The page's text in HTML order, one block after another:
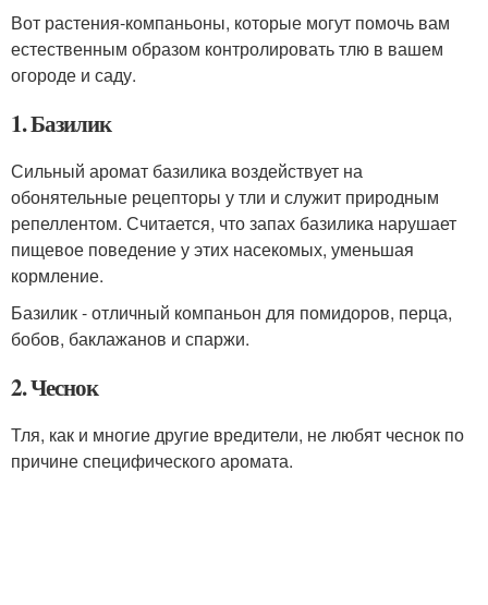
Вот растения-компаньоны, которые могут помочь вам
естественным образом контролировать тлю в вашем
огороде и саду.
1. Базилик
Сильный аромат базилика воздействует на
обонятельные рецепторы у тли и служит природным
репеллентом. Считается, что запах базилика нарушает
пищевое поведение у этих насекомых, уменьшая
кормление.
Базилик - отличный компаньон для помидоров, перца,
бобов, баклажанов и спаржи.
2. Чеснок
Тля, как и многие другие вредители, не любят чеснок по
причине специфического аромата.